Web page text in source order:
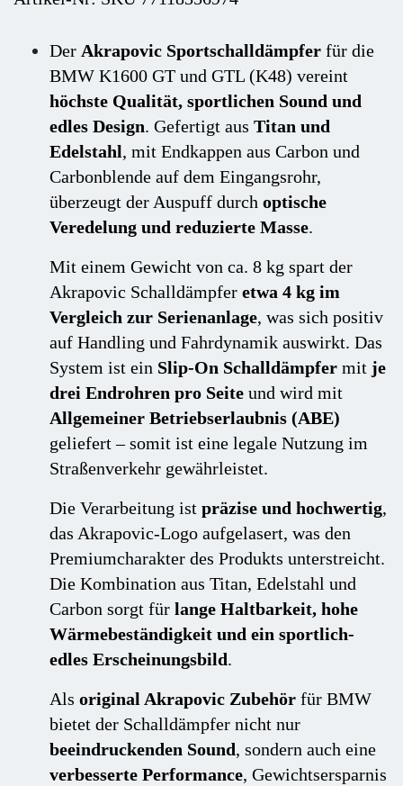
Der Akrapovic Sportschalldämpfer für die
BMW K1600 GT und GTL (K48) vereint
höchste Qualität, sportlichen Sound und
edles Design. Gefertigt aus Titan und
Edelstahl, mit Endkappen aus Carbon und
Carbonblende auf dem Eingangsrohr,
überzeugt der Auspuff durch optische
Veredelung und reduzierte Masse.
Mit einem Gewicht von ca. 8 kg spart der
Akrapovic Schalldämpfer etwa 4 kg im
Vergleich zur Serienanlage, was sich positiv
auf Handling und Fahrdynamik auswirkt. Das
System ist ein Slip-On Schalldämpfer mit je
drei Endrohren pro Seite und wird mit
Allgemeiner Betriebserlaubnis (ABE)
geliefert – somit ist eine legale Nutzung im
Straßenverkehr gewährleistet.
Die Verarbeitung ist präzise und hochwertig,
das Akrapovic-Logo aufgelasert, was den
Premiumcharakter des Produkts unterstreicht.
Die Kombination aus Titan, Edelstahl und
Carbon sorgt für lange Haltbarkeit, hohe
Wärmebeständigkeit und ein sportlich-
edles Erscheinungsbild.
Als original Akrapovic Zubehör für BMW
bietet der Schalldämpfer nicht nur
beeindruckenden Sound, sondern auch eine
verbesserte Performance, Gewichtsersparnis